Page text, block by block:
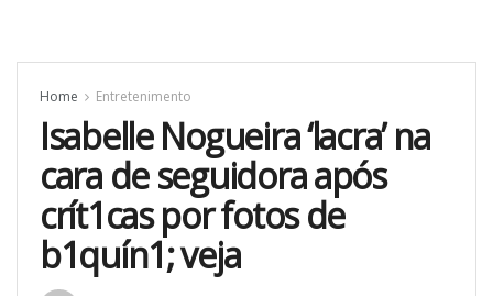
Home Entretenimento
Isabelle Nogueira ‘lacra’ na
cara de seguidora após
crít1cas por fotos de
b1quín1; veja